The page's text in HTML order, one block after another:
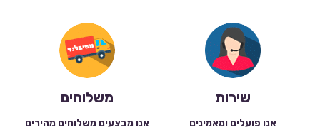
שירות
אנו פועלים ומאמינים
משלוחים
אנו מבצעים משלוחים מהירים